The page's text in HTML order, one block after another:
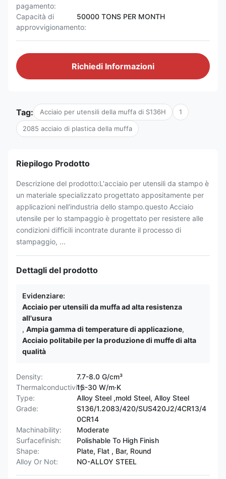
pagamento:
Capacità di
approvvigionamento:
50000 TONS PER MONTH
Richiedi Informazioni
Tag: Acciaio per utensili della muffa di S136H 1
2085 acciaio di plastica della muffa
Riepilogo Prodotto
Descrizione del prodotto:L'acciaio per utensili da stampo è
un materiale specializzato progettato appositamente per
applicazioni nell'industria dello stampo.questo Acciaio
utensile per lo stampaggio è progettato per resistere alle
condizioni difficili incontrate durante il processo di
stampaggio, ...
Dettagli del prodotto
Evidenziare:
Acciaio per utensili da muffa ad alta resistenza
all'usura
, Ampia gamma di temperature di applicazione,
Acciaio politabile per la produzione di muffe di alta
qualità
Density:
7.7-8.0 G/cm³
Thermalconductivity:15-30 W/m·K
Type:
Alloy Steel ,mold Steel, Alloy Steel
Grade:
S136/1.2083/420/SUS420J2/4CR13/4
0CR14
Machinability:
Moderate
Surfacefinish:
Polishable To High Finish
Shape:
Plate, Flat , Bar, Round
Alloy Or Not:
NO-ALLOY STEEL